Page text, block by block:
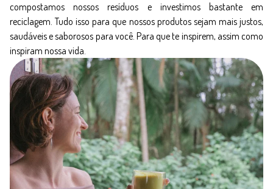
compostamos nossos resíduos e investimos bastante em
reciclagem. Tudo isso para que nossos produtos sejam mais justos,
saudáveis e saborosos para você. Para que te inspirem, assim como
inspiram nossa vida.